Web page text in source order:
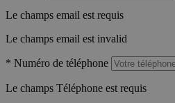
Le champs email est requis
Le champs email est invalid
* Numéro de téléphone
Le champs Téléphone est requis